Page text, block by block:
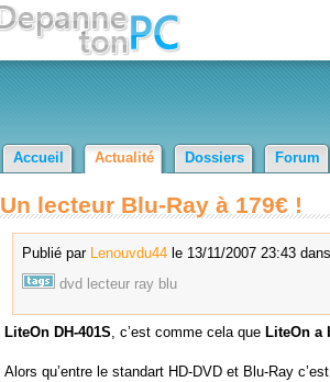
Accueil Actualité Dossiers Forum
Un lecteur Blu-Ray à 179€ !
Publié par Lenouvdu44le 13/11/2007 23:43
dvd lecteur ray blu
LiteOn DH-401S, c’est comme cela que LiteOn a
Alors qu’entre le standart HD-DVD et Blu-Ray